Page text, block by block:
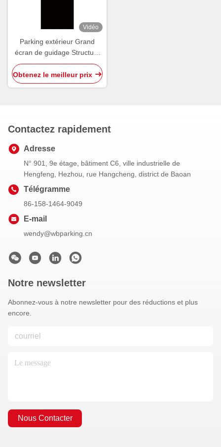
Vidéo
Parking extérieur Grand
écran de guidage Structure
de signalisation OEM ODM
Obtenez le meilleur prix
Contactez rapidement
Adresse
N° 901, 9e étage, bâtiment C6, ville industrielle de
Hengfeng, Hezhou, rue Hangcheng, district de Baoan
Télégramme
86-158-1464-9049
E-mail
wendy@wbparking.cn
Notre newsletter
Abonnez-vous à notre newsletter pour des réductions et plus
encore.
Nous Contacter